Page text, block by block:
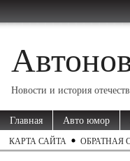
Новости и история
Главная Авто юмор
КАРТА САЙТА ОБРАТНАЯ